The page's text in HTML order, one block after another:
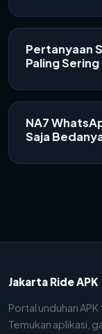
Pertanyaan
Paling
NA7
Saja
Jakarta Ride APK
Portal unduhan
Temukan aplikasi,